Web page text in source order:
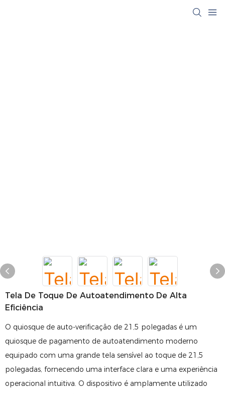
Tela De Toque De Autoatendimento De Alta
Eficiência
O quiosque de auto-verificação de 21,5 polegadas é um
quiosque de pagamento de autoatendimento moderno
equipado com uma grande tela sensível ao toque de 21,5
polegadas, fornecendo uma interface clara e uma experiência
operacional intuitiva. O dispositivo é amplamente utilizado